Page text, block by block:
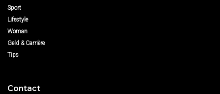
Sport
Lifestyle
Woman
Geld & Carrière
Tips
Contact